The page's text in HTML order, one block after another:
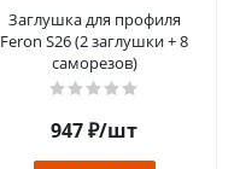
Заглушка для профиля
Feron S26 (2 заглушки + 8
саморезов)
947₽/шт